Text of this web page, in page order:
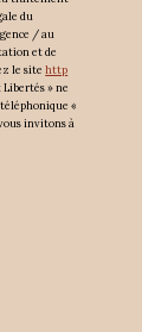
du
/ au
et de
le sitehttp
» ne
«
invitons à